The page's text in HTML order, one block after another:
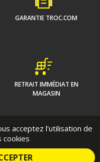
GARANTIE TROC.COM
RETRAIT IMMÉDIAT EN
MAGASIN
On vous guide
Contact
de vente en ligne
acceptez l'utilisation de
cookies